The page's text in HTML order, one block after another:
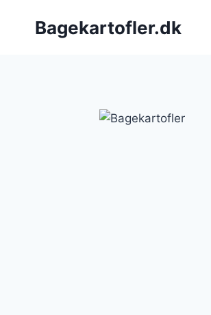
Bagekartofler.dk